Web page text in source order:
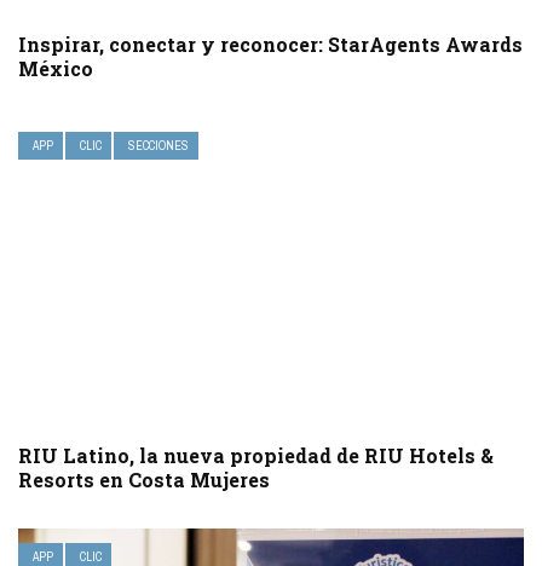
Inspirar, conectar y reconocer: StarAgents Awards
México
APP CLIC SECCIONES
RIU Latino, la nueva propiedad de RIU Hotels &
Resorts en Costa Mujeres
APP CLIC